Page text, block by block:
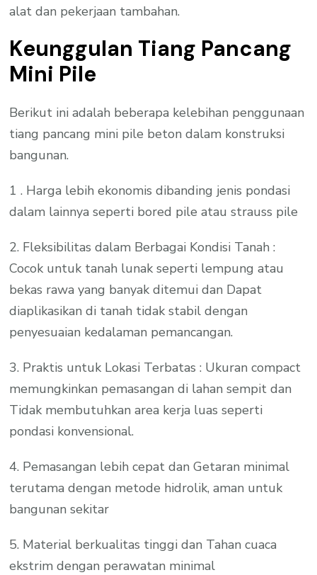
alat dan pekerjaan tambahan.
Keunggulan Tiang Pancang
Mini Pile
Berikut ini adalah beberapa kelebihan penggunaan
tiang pancang mini pile beton dalam konstruksi
bangunan.
1 . Harga lebih ekonomis dibanding jenis pondasi
dalam lainnya seperti bored pile atau strauss pile
2. Fleksibilitas dalam Berbagai Kondisi Tanah :
Cocok untuk tanah lunak seperti lempung atau
bekas rawa yang banyak ditemui dan Dapat
diaplikasikan di tanah tidak stabil dengan
penyesuaian kedalaman pemancangan.
3. Praktis untuk Lokasi Terbatas : Ukuran compact
memungkinkan pemasangan di lahan sempit dan
Tidak membutuhkan area kerja luas seperti
pondasi konvensional.
4. Pemasangan lebih cepat dan Getaran minimal
terutama dengan metode hidrolik, aman untuk
bangunan sekitar
5. Material berkualitas tinggi dan Tahan cuaca
ekstrim dengan perawatan minimal